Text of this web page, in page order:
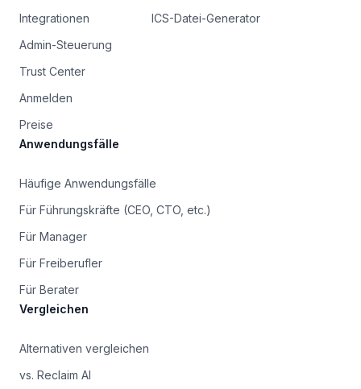
Integrationen
Admin-Steuerung
Trust Center
Anmelden
Preise
ICS-Datei-Generator
Anwendungsfälle
Häufige Anwendungsfälle
Für Führungskräfte (CEO, CTO, etc.)
Für Manager
Für Freiberufler
Für Berater
Vergleichen
Alternativen vergleichen
vs. Reclaim AI